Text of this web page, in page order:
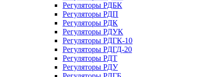
Регуляторы РДБК
Регуляторы РДП
Регуляторы РДК
Регуляторы РДУК
Регуляторы РДГК-10
Регуляторы РДГД-20
Регуляторы РДТ
Регуляторы РДУ